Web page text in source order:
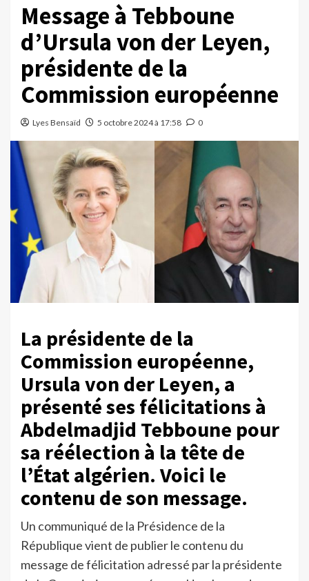
Message à Tebboune
d’Ursula von der Leyen,
présidente de la
Commission européenne
Lyes Bensaïd 5 octobre 2024 à 17:58 0
La présidente de la
Commission européenne,
Ursula von der Leyen, a
présenté ses félicitations à
Abdelmadjid Tebboune pour
sa réélection à la tête de
l’État algérien. Voici le
contenu de son message.
Un communiqué de la Présidence de la
République vient de publier le contenu du
message de félicitation adressé par la présidente